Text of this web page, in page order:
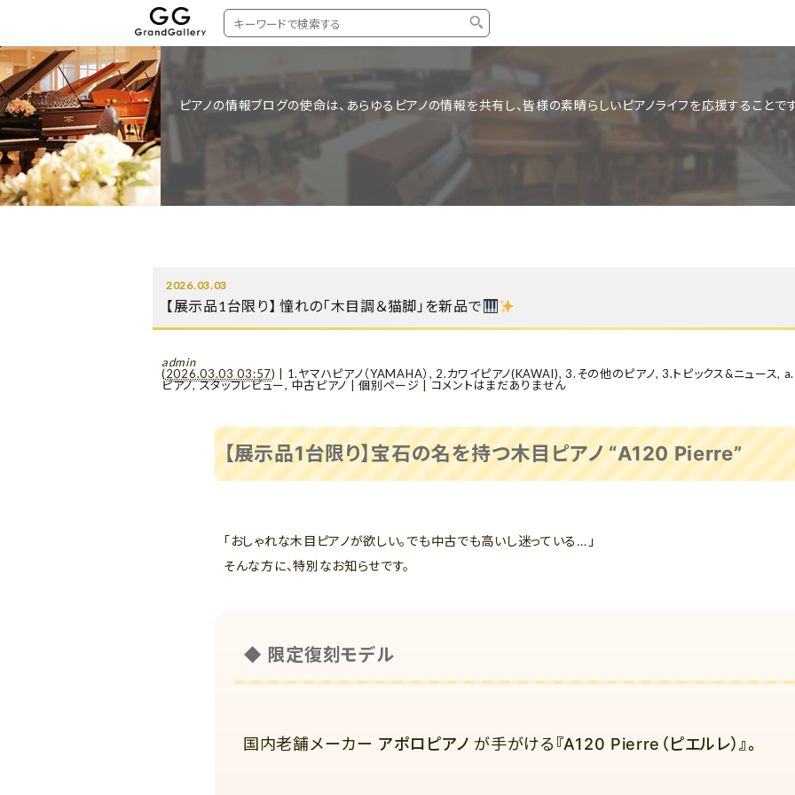
タイプ
中古グランドピアノ
中古アップライトピアノ
新品ピアノ
コンサートグランドピアノ
YAMAHA
KAWAI
STEINWAY&SONS
DIAPASON
もっとみる
スタ
ピアノの情報ブログの使命は、あらゆるピアノの情報を共有し、皆様の素晴らしいピアノライフを応援することです
2026.03.03
【展示品1台限り】 憧れの「木目調＆猫脚」を新品で
admin
(2026.03.03 03:57) 1.ヤマハピアノ（YAMAHA） , 2.カワイピアノ(KAWAI),3.その他のピアノ, 3.トピックス&ニュース,
ピアノ,スタッフレビュー, 中古ピアノ |個別ページ コメントはまだありません
【展示品1台限り】宝石の名を持つ木目ピアノ “A120 Pierre”
「おしゃれな木目ピアノが欲しい。でも中古でも高いし迷っている…」
そんな方に、特別なお知らせです。
◆ 限定復刻モデル
国内老舗メーカー アポロピアノ が手がける 『A120 Pierre（ピエルレ）』。